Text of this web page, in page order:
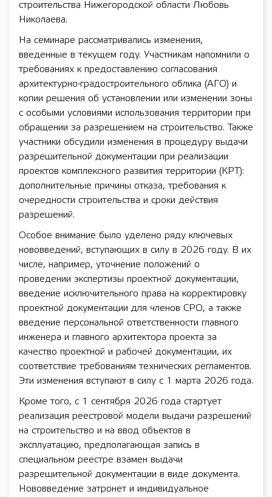
строительства Нижегородской области Любовь
Николаева.
На семинаре рассматривались изменения,
введенные в текущем году. Участникам напомнили о
требованиях к предоставлению согласования
архитектурно-градостроительного облика (АГО) и
копии решения об установлении или изменении зоны
с особыми условиями использования территории при
обращении за разрешением на строительство. Также
участники обсудили изменения в процедуру выдачи
разрешительной документации при реализации
проектов комплексного развития территории (КРТ):
дополнительные причины отказа, требования к
очередности строительства и сроки действия
разрешений.
Особое внимание было уделено ряду ключевых
нововведений, вступающих в силу в 2026 году. В их
числе, например, уточнение положений о
проведении экспертизы проектной документации,
введение исключительного права на корректировку
проектной документации для членов СРО, а также
введение персональной ответственности главного
инженера и главного архитектора проекта за
качество проектной и рабочей документации, их
соответствие требованиям технических регламентов.
Эти изменения вступают в силу с 1 марта 2026 года.
Кроме того, с 1 сентября 2026 года стартует
реализация реестровой модели выдачи разрешений
на строительство и на ввод объектов в
эксплуатацию, предполагающая запись в
специальном реестре взамен выдачи
разрешительной документации в виде документа.
Нововведение затронет и индивидуальное